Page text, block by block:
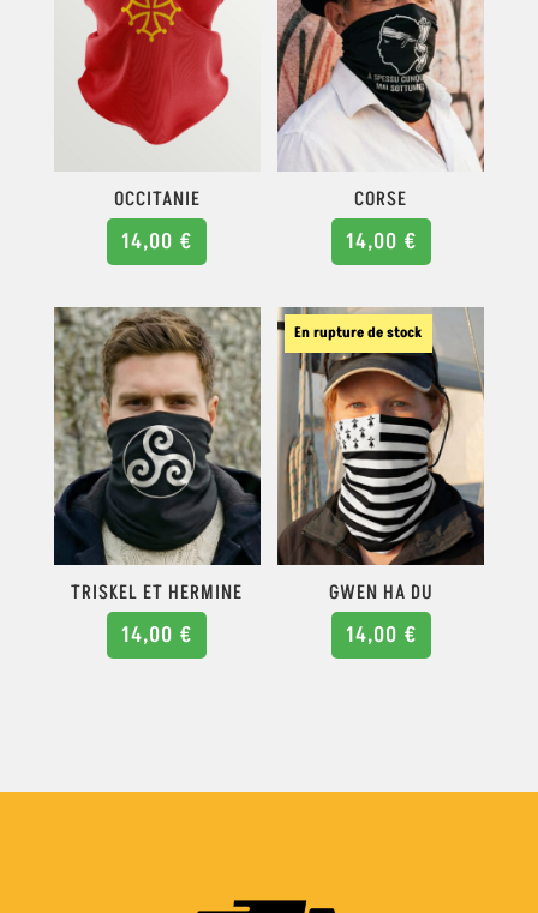
OCCITANIE
14,00 €
CORSE
14,00 €
TRISKEL ET HERMINE
14,00 €
En rupture de stock
GWEN HA DU
14,00 €